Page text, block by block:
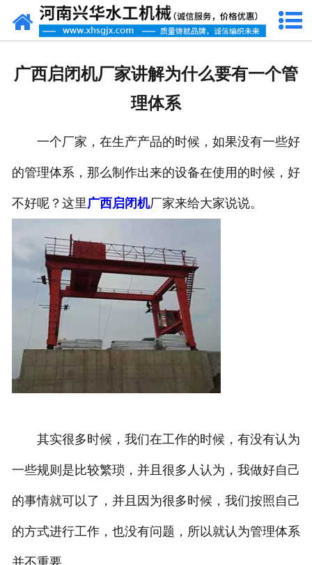
网站首页
资质荣誉
广西启闭机厂家讲解为什么要有一个管
理体系
一个厂家，在生产产品的时候，如果没有一些好
的管理体系，那么制作出来的设备在使用的时候，好
不好呢？这里广西启闭机厂家来给大家说说。
其实很多时候，我们在工作的时候，有没有认为
一些规则是比较繁琐，并且很多人认为，我做好自己
的事情就可以了，并且因为很多时候，我们按照自己
的方式进行工作，也没有问题，所以就认为管理体系